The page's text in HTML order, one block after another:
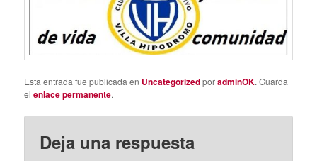
Esta entrada fue publicada en UncategorizedporadminOK. Guarda
elenlace permanente.
Deja una respuesta